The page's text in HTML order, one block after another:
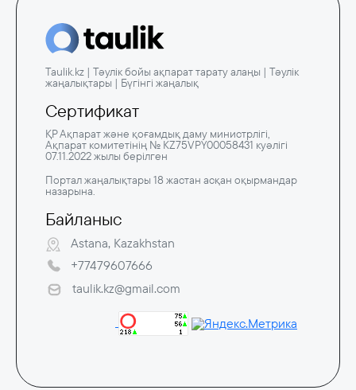
Taulik.kz | Тәулік бойы ақпарат тарату алаңы | Тәулік
жаңалықтары | Бүгінгі жаңалық
Сертификат
ҚР Ақпарат және қоғамдық даму министрлігі,
Ақпарат комитетінің № KZ75VPY00058431 куәлігі
07.11.2022 жылы берілген
Портал жаңалықтары 18 жастан асқан оқырмандар
назарына.
Байланыс
Astana, Kazakhstan
+77479607666
taulik.kz@gmail.com